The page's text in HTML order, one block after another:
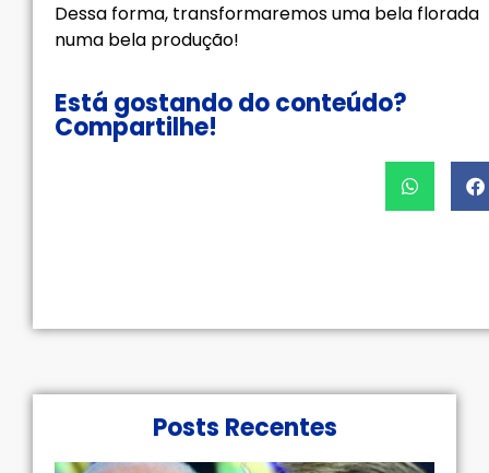
Dessa forma, transformaremos uma bela florada
numa bela produção!
Está gostando do conteúdo?
Compartilhe!
Posts Recentes